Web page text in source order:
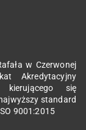
w Czerwonej
Akredytacyjny
kierującego się
standard
9001:2015